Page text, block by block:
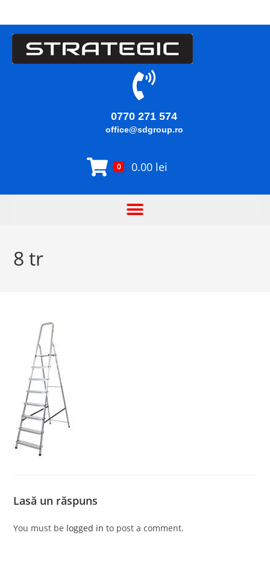
0770 271 574
office@sdgroup.ro
0 0.00 lei
8 tr
Lasă un răspuns
You must be logged in to post a comment.